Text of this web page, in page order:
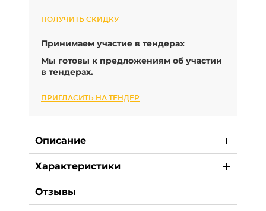
ПОЛУЧИТЬ СКИДКУ
Принимаем участие в тендерах
Мы готовы к предложениям об участии
в тендерах.
ПРИГЛАСИТЬ НА ТЕНДЕР
Описание
Характеристики
Отзывы